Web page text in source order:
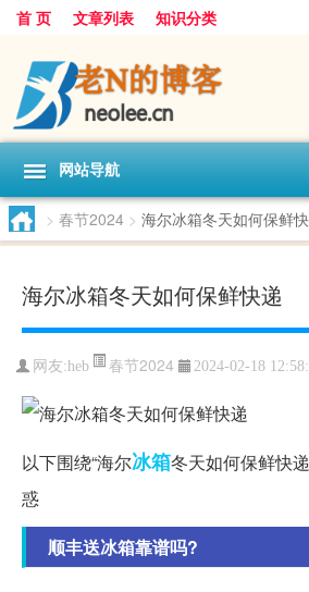
首 页 文章列表 知识分类
网站导航
> 春节2024 > 海尔冰箱冬天如何保鲜
海尔冰箱冬天如何保鲜快递
网友:heb 春节2024 2024-02-18
以下围绕“海尔冰箱冬天如何保鲜快
惑
顺丰送冰箱靠谱吗?